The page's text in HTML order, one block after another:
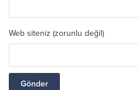
Web siteniz (zorunlu değil)